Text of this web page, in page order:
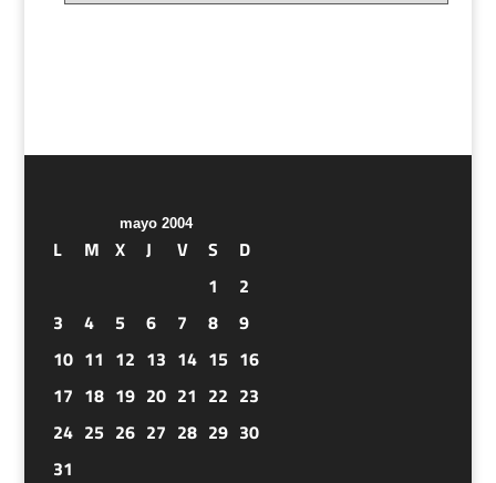
mayo 2004
L M X J V S
D
1
2
3
4 5 6 7 8
9
10 11 12 13 14 15 16
17 18 19 20 21 22 23
24 25 26 27 28 29 30
31